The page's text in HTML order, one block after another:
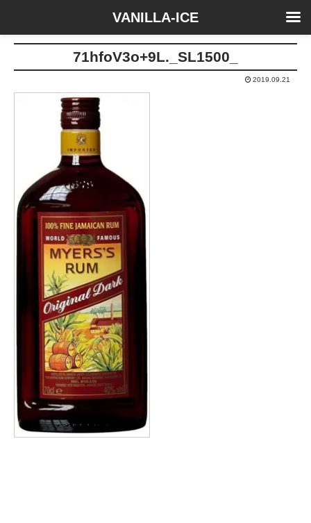
71hfoV3o+9L._SL1500_
2019.09.21
VANILLA-ICE